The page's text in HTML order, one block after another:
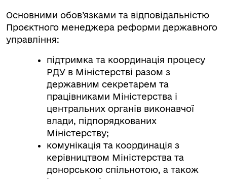
Основними обов’язками та відповідальністю
Проєктного менеджера реформи державного
управління:
підтримка та координація процесу
РДУ в Міністерстві разом з
державним секретарем та
працівниками Міністерства і
центральних органів виконавчої
влади, підпорядкованих
Міністерству;
комунікація та координація з
керівництвом Міністерства та
донорською спільнотою, а також